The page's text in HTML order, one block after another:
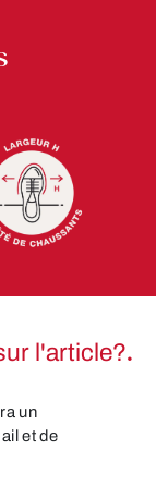
l'article?.
un
et de